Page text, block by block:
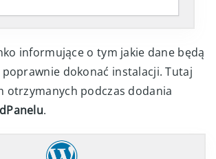
informujące o tym jakie dane będą
dokonać instalacji. Tutaj
otrzymanych podczas dodania
dPanelu.